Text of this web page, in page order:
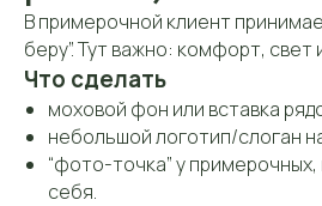
В примерочной клиент
беру”. Тут важно: комфорт, свет
Что сделать
моховой фон или вставка
небольшой логотип/слоган
“фото-точка” у
себя.